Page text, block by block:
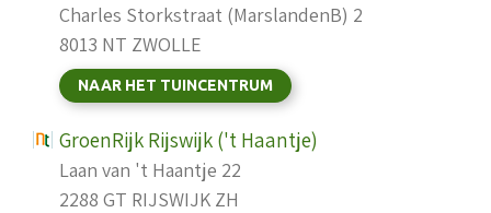
Charles Storkstraat (MarslandenB) 2
8013 NT ZWOLLE
NAAR HET TUINCENTRUM
GroenRijk Rijswijk ('t Haantje)
Laan van 't Haantje 22
2288 GT RIJSWIJK ZH